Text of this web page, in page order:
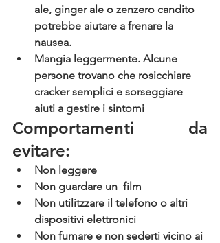
ale, ginger ale o zenzero candito
potrebbe aiutare a frenare la
nausea.
Mangia leggermente. Alcune
persone trovano che rosicchiare
cracker semplici e sorseggiare
aiuti a gestire i sintomi
Comportamenti da
evitare:
Non leggere
Non guardare un  film
Non utilitzzare il telefono o altri
dispositivi elettronici
Non fumare e non sederti vicino ai